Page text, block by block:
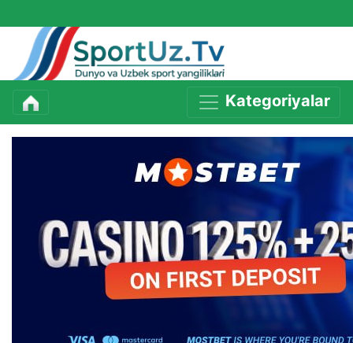
Kategoriyalar